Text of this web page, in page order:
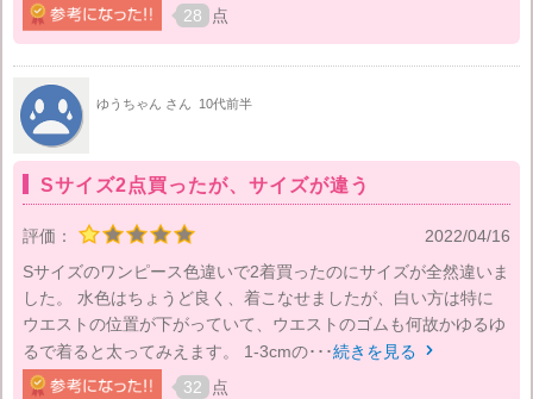
28 点
ゆうちゃん さん 10代前半
Sサイズ2点買ったが、サイズが違う
評価：
2022/04/16
Sサイズのワンピース色違いで2着買ったのにサイズが全然違いま
した。 水色はちょうど良く、着こなせましたが、白い方は特に
ウエストの位置が下がっていて、ウエストのゴムも何故かゆるゆ
るで着ると太ってみえます。 1-3cmの･･･続きを見る 
32 点